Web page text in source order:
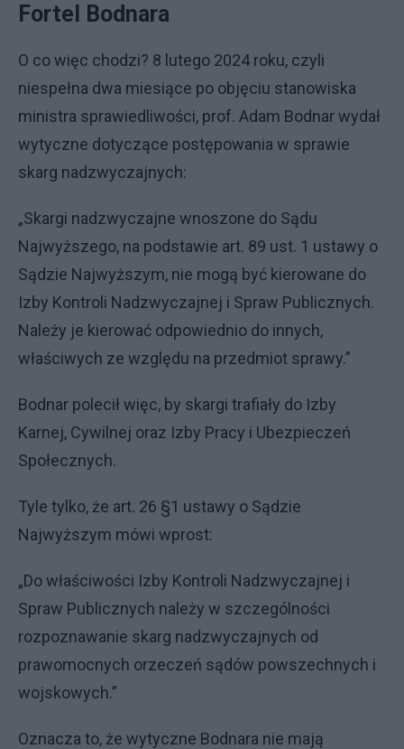
Fortel Bodnara
O co więc chodzi? 8 lutego 2024 roku, czyli
niespełna dwa miesiące po objęciu stanowiska
ministra sprawiedliwości, prof. Adam Bodnar wydał
wytyczne dotyczące postępowania w sprawie
skarg nadzwyczajnych:
„Skargi nadzwyczajne wnoszone do Sądu
Najwyższego, na podstawie art. 89 ust. 1 ustawy o
Sądzie Najwyższym, nie mogą być kierowane do
Izby Kontroli Nadzwyczajnej i Spraw Publicznych.
Należy je kierować odpowiednio do innych,
właściwych ze względu na przedmiot sprawy.”
Bodnar polecił więc, by skargi trafiały do Izby
Karnej, Cywilnej oraz Izby Pracy i Ubezpieczeń
Społecznych.
Tyle tylko, że art. 26 §1 ustawy o Sądzie
Najwyższym mówi wprost:
„Do właściwości Izby Kontroli Nadzwyczajnej i
Spraw Publicznych należy w szczególności
rozpoznawanie skarg nadzwyczajnych od
prawomocnych orzeczeń sądów powszechnych i
wojskowych.”
Oznacza to, że wytyczne Bodnara nie mają